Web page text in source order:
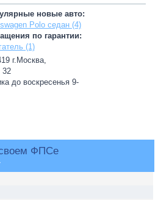
новые авто:
Polo седан (4)
по гарантии:
(1)
г.Москва,
32
до воскресенья 9-
ФПСе